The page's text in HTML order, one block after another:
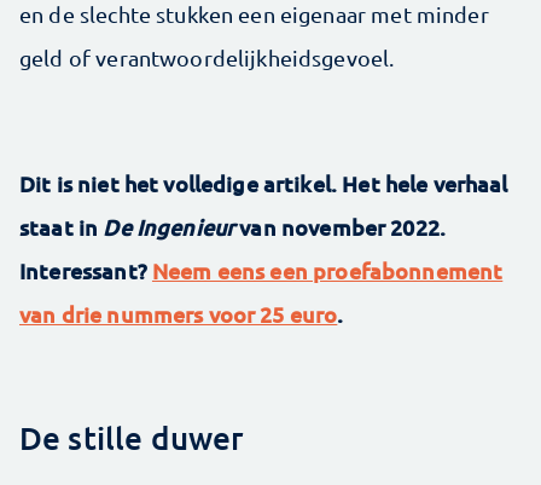
en de slechte stukken een eigenaar met minder
geld of verantwoordelijkheidsgevoel.
Dit is niet het volledige artikel. Het hele verhaal
staat in De Ingenieurvan november 2022.
Interessant? Neem eens een proefabonnement
van drie nummers voor 25 euro.
De stille duwer